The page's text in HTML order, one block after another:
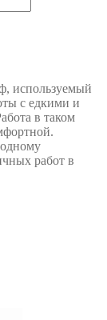
используемый
с едкими и
в таком
работ в